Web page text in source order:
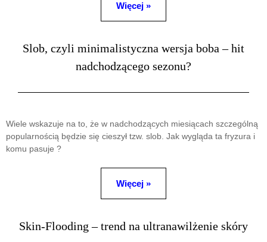
Więcej »
Slob, czyli minimalistyczna wersja boba – hit
nadchodzącego sezonu?
Wiele wskazuje na to, że w nadchodzących miesiącach szczególną
popularnością będzie się cieszył tzw. slob. Jak wygląda ta fryzura i
komu pasuje ?
Więcej »
Skin-Flooding – trend na ultranawilżenie skóry